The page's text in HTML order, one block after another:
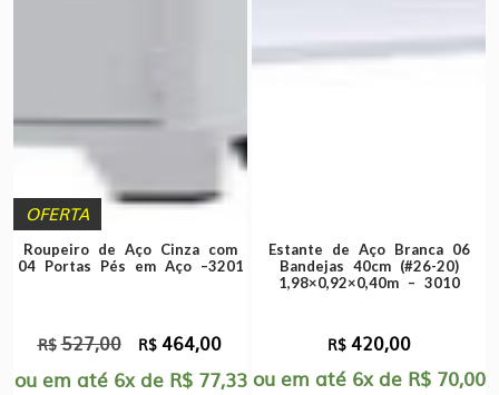
OFERTA
Roupeiro de Aço Cinza com
04 Portas Pés em Aço –3201
R$ 527,00
O
preço
R$ 464,00
preço
ou em até 6x de R$ 77,33
Estante de Aço Branca 06
Bandejas 40cm (#26-20)
1,98×0,92×0,40m – 3010
R$ 420,00
ou em até 6x de R$ 70,00